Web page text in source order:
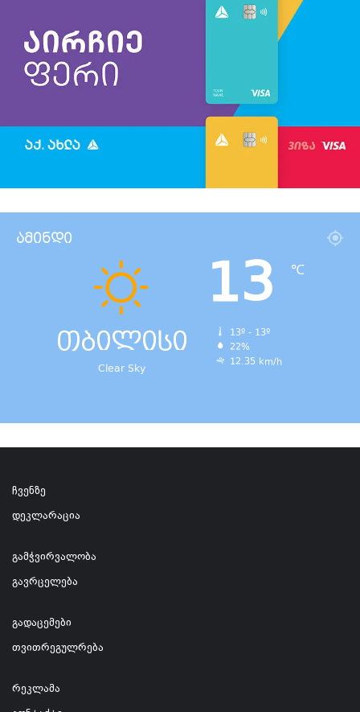
ამინდი
თბილისი
Clear Sky
13 ℃
13º - 13º
22%
12.35 km/h
ჩვენზე
დეკლარაცია
გამჭვირვალობა
გავრცელება
გადაცემები
თვითრეგულრება
რეკლამა